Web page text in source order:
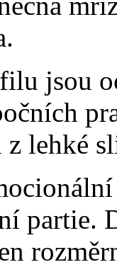
jsou
z lehké
partie.